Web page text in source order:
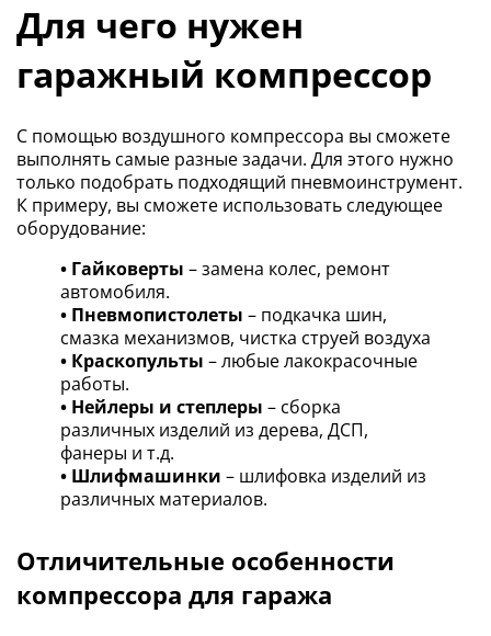
Для чего нужен
гаражный компрессор
С помощью воздушного компрессора вы сможете
выполнять самые разные задачи. Для этого нужно
только подобрать подходящий пневмоинструмент.
К примеру, вы сможете использовать следующее
оборудование:
• Гайковерты – замена колес, ремонт
автомобиля.
• Пневмопистолеты – подкачка шин,
смазка механизмов, чистка струей воздуха
• Краскопульты – любые лакокрасочные
работы.
• Нейлеры и степлеры – сборка
различных изделий из дерева, ДСП,
фанеры и т.д.
• Шлифмашинки – шлифовка изделий из
различных материалов.
Отличительные особенности
компрессора для гаража